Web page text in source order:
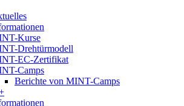
Kurse
Drehtürmodell
EC-Zertifikat
Camps
Berichte von MINT-Camps